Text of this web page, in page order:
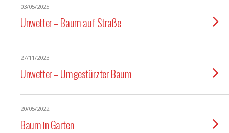
03/05/2025
Unwetter – Baum auf Straße
27/11/2023
Unwetter – Umgestürzter Baum
20/05/2022
Baum in Garten